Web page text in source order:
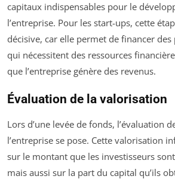
capitaux indispensables pour le
l’entreprise. Pour les start-ups, cette
décisive, car elle permet de financer
qui nécessitent des ressources
que l’entreprise génère des revenus.
Évaluation de la valorisation
Lors d’une levée de fonds, l’évaluation
l’entreprise se pose. Cette valorisation
sur le montant que les investisseurs
mais aussi sur la part du capital qu’ils